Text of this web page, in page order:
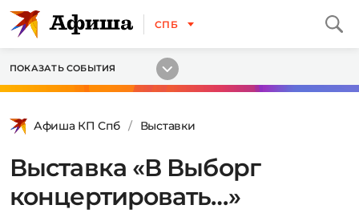
СПБ
ПОКАЗАТЬ СОБЫТИЯ
Афиша КП Спб Выставки
Выставка «В Выборг
концертировать…»